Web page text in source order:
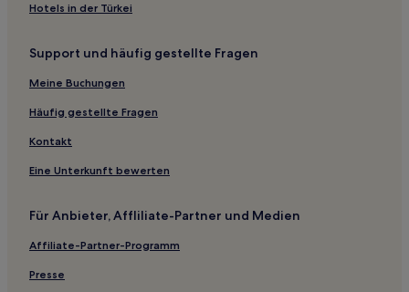
Langer Berg Hotels
Siegelbach Hotels
Hotels mit Parkplatz in Ilmenau
Hotels in der Türkei
Support und häufig gestellte Fragen
Meine Buchungen
Häufig gestellte Fragen
Kontakt
Eine Unterkunft bewerten
Für Anbieter, Affliliate-Partner und Medien
Affiliate-Partner-Programm
Presse